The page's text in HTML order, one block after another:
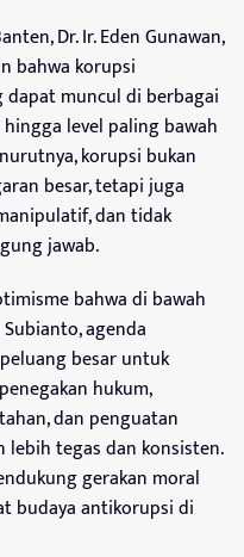
Dr. Ir. Eden Gunawan,
bahwa korupsi
dapat muncul di berbagai
level paling bawah
korupsi bukan
besar, tetapi juga
dan tidak
jawab.
bahwa di bawah
agenda
besar untuk
hukum,
dan penguatan
tegas dan konsisten.
gerakan moral
budaya antikorupsi di